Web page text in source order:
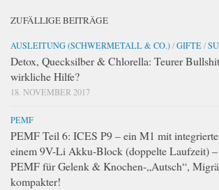
ZUFÄLLIGE BEITRÄGE
AUSLEITUNG (SCHWERMETALL & CO.)/GIFTE/
Detox, Quecksilber & Chlorella: Teurer
wirkliche Hilfe?
18. NOVEMBER 2017
PEMF
PEMF Teil 6: ICES P9 – ein M1 mit
einem 9V-Li Akku-Block (doppelte Laufzeit)
PEMF für Gelenk & Knochen-„Autsch“,
kompakter!